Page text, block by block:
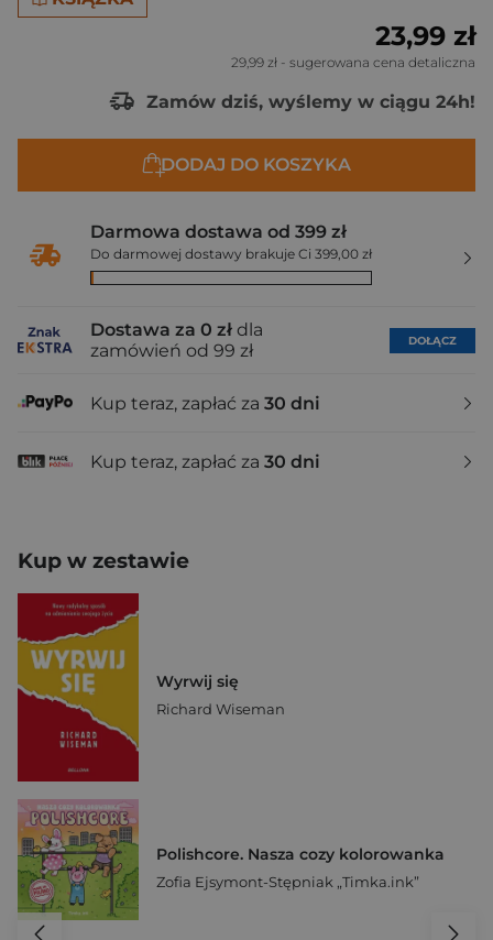
23,99 zł
29,99 zł - sugerowana cena detaliczna
Zamów dziś, wyślemy w ciągu 24h!
DODAJ DO KOSZYKA
Darmowa dostawa od 399 zł
Do darmowej dostawy brakuje Ci 399,00 zł
Dostawa za 0 zł dla
zamówień od 99 zł
DOŁĄCZ
Kup teraz, zapłać za 30 dni
Kup teraz, zapłać za 30 dni
Kup w zestawie
Wyrwij się
Richard Wiseman
Polishcore. Nasza cozy kolorowanka
Zofia Ejsymont-Stępniak „Timka.ink”